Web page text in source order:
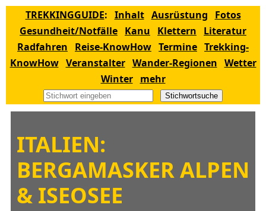
TREKKINGGUIDE: Inhalt Ausrüstung
Fotos
Gesundheit/Notfälle Kanu Klettern
Literatur
Radfahren
Reise-KnowHow Termine Trekking-
KnowHow Veranstalter Wander-Regionen Wetter
Winter
mehr
Stichwortsuche
ITALIEN:
BERGAMASKER ALPEN
& ISEOSEE